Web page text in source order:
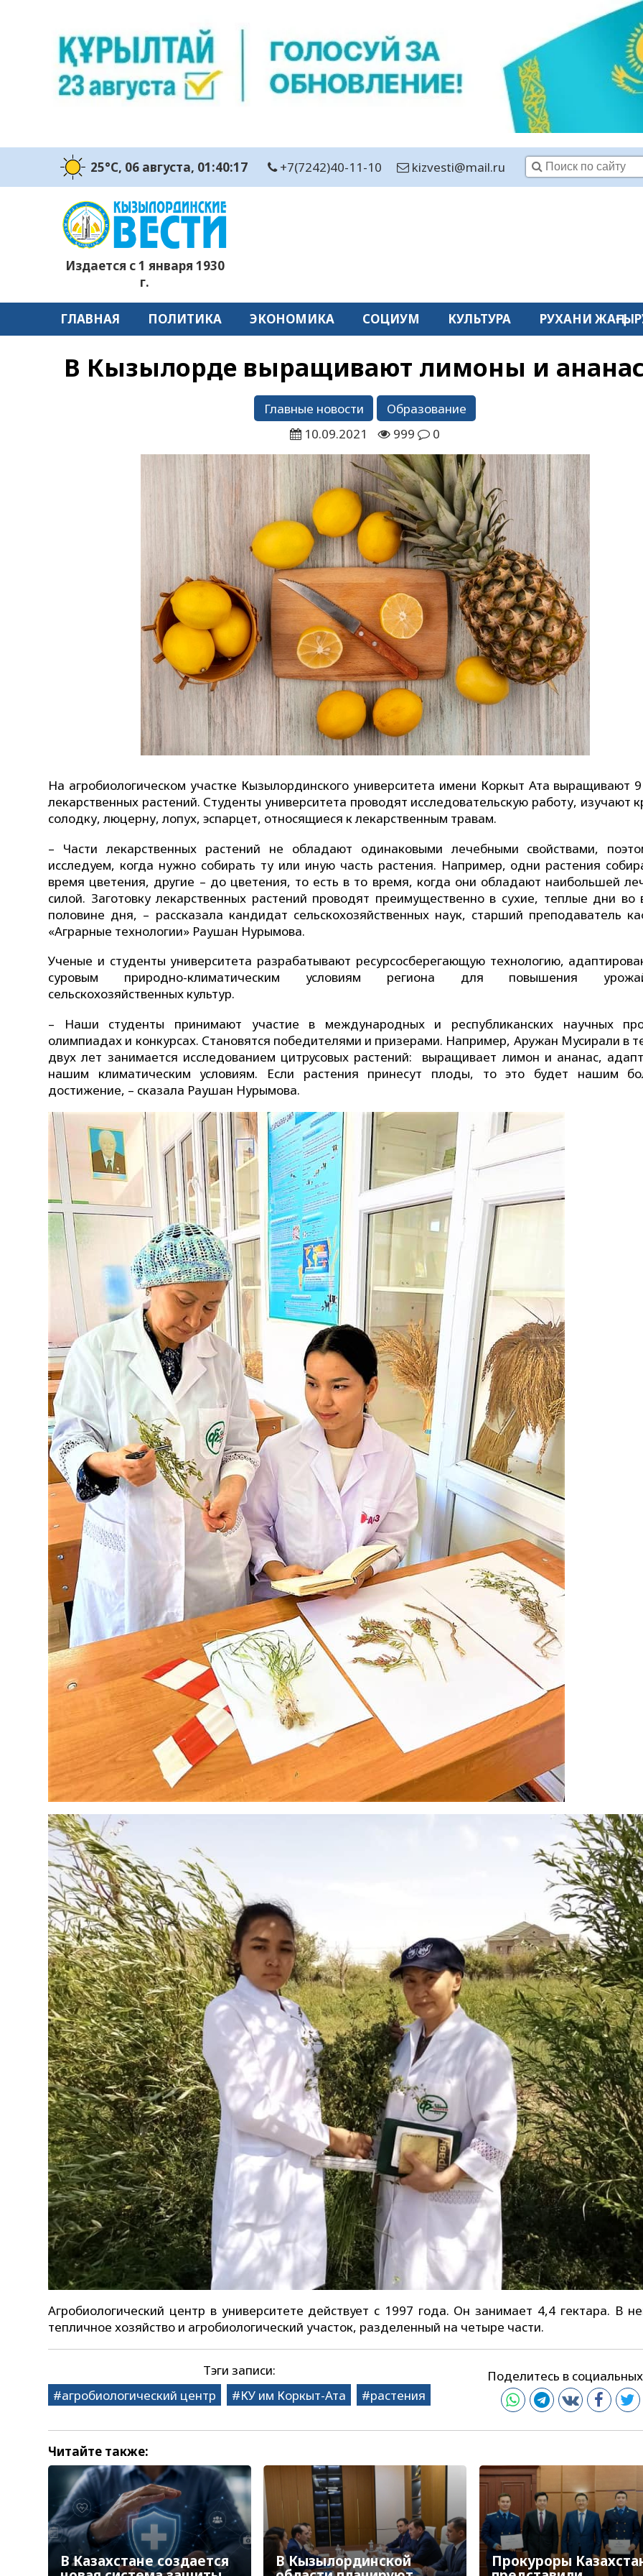
25°C, 06 августа, 01:40:18 +7(7242)40-11-10 kizvesti@mail.ru
Издается с 1 января 1930
г.
ГЛАВНАЯ ПОЛИТИКА ЭКОНОМИКА СОЦИУМ КУЛЬТУРА РУХАНИ
В Кызылорде выращивают лимоны и
Главные новости
Образование
10.09.2021
999 0
На агробиологическом участке Кызылординского университета имени Коркыт Ата выращивают
лекарственных растений. Студенты университета проводят исследовательскую работу, изучают
солодку, люцерну, лопух, эспарцет, относящиеся к лекарственным травам.
– Части лекарственных растений не обладают одинаковыми лечебными свойствами,
исследуем, когда нужно собирать ту или иную часть растения. Например, одни растения
время цветения, другие – до цветения, то есть в то время, когда они обладают наибольшей
силой. Заготовку лекарственных растений проводят преимущественно в сухие, теплые дни во
половине дня, – рассказала кандидат сельскохозяйственных наук, старший преподаватель
«Аграрные технологии» Раушан Нурымова.
Ученые и студенты университета разрабатывают ресурсосберегающую технологию,
суровым природно-климатическим условиям региона для повышения
сельскохозяйственных культур.
– Наши студенты принимают участие в международных и республиканских научных
олимпиадах и конкурсах. Становятся победителями и призерами. Например, Аружан Мусирали в
двух лет занимается исследованием цитрусовых растений: выращивает лимон и ананас,
нашим климатическим условиям. Если растения принесут плоды, то это будет нашим
достижение, – сказала Раушан Нурымова.
Агробиологический центр в университете действует с 1997 года. Он занимает 4,4 гектара. В
тепличное хозяйство и агробиологический участок, разделенный на четыре части.
Тэги записи:
агробиологический центр
КУ им Коркыт-Ата растения
Поделитесь в
Читайте также:
В Казахстане создается
В Кызылординской
Прокуроры